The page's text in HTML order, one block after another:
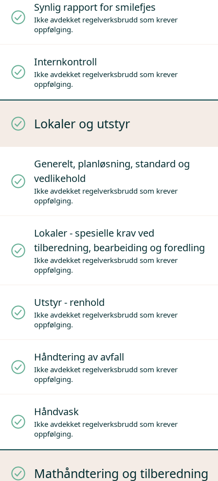
Synlig rapport for smilefjes
Ikke avdekket regelverksbrudd som krever
oppfølging.
Internkontroll
Ikke avdekket regelverksbrudd som krever
oppfølging.
Lokaler og utstyr
Generelt, planløsning, standard og
vedlikehold
Ikke avdekket regelverksbrudd som krever
oppfølging.
Lokaler - spesielle krav ved
tilberedning, bearbeiding og foredling
Ikke avdekket regelverksbrudd som krever
oppfølging.
Utstyr - renhold
Ikke avdekket regelverksbrudd som krever
oppfølging.
Håndtering av avfall
Ikke avdekket regelverksbrudd som krever
oppfølging.
Håndvask
Ikke avdekket regelverksbrudd som krever
oppfølging.
Mathåndtering og tilberedning